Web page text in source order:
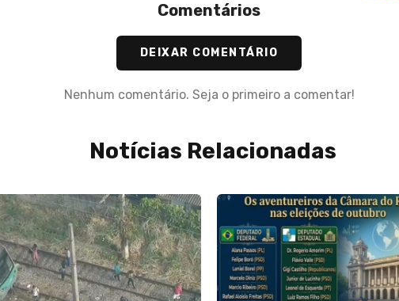
Comentários
DEIXAR COMENTÁRIO
Nenhum comentário. Seja o primeiro a comentar!
Notícias Relacionadas